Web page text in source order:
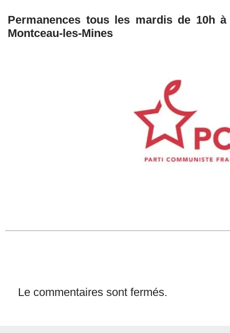
Permanences tous les mardis de 10h
Montceau-les-Mines
Le commentaires sont fermés.